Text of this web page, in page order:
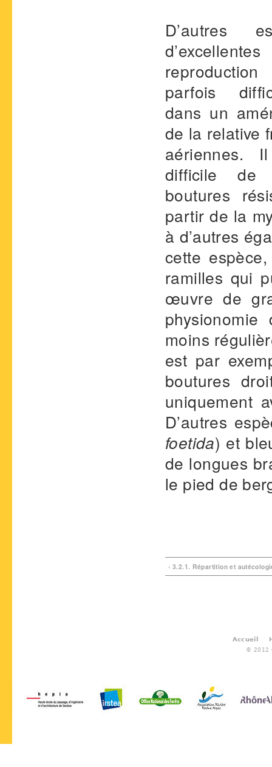
D’autres
parfois
dans un
de la relative
aériennes.
difficile de
boutures
partir de la
à d’autres
cette
ramilles qui
œuvre de
moins
est par
boutures
uniquement
D’autres
foetida) et
de longues
le pied de
‹ 3.2.1. Répartition et
Accueil
© 2012